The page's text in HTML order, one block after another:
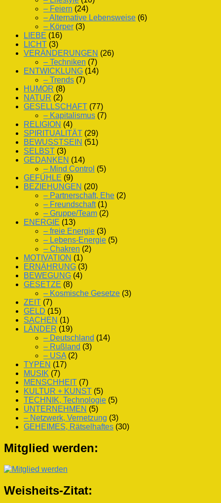
– Feiern (24)
– Alternative Lebensweise (6)
– Körper (3)
LIEBE (16)
LICHT (3)
VERÄNDERUNGEN (26)
– Techniken (7)
ENTWICKLUNG (14)
– Trends (7)
HUMOR (8)
NATUR (2)
GESELLSCHAFT (77)
– Kapitalismus (7)
RELIGION (4)
SPIRITUALITÄT (29)
BEWUSSTSEIN (51)
SELBST (3)
GEDANKEN (14)
– Mind Control (5)
GEFÜHLE (9)
BEZIEHUNGEN (20)
– Partnerschaft, Ehe (2)
– Freundschaft(1)
– Gruppe/Team (2)
ENERGIE (13)
– freie Energie (3)
– Lebens-Energie (5)
– Chakren (2)
MOTIVATION (1)
ERNÄHRUNG (3)
BEWEGUNG (4)
GESETZE (8)
– Kosmische Gesetze (3)
ZEIT (7)
GELD (15)
SACHEN (1)
LÄNDER (19)
– Deutschland (14)
– Rußland (3)
– USA (2)
TYPEN (17)
MUSIK (7)
MENSCHHEIT (7)
KULTUR + KUNST (5)
TECHNIK, Technologie (5)
UNTERNEHMEN (5)
– Netzwerk, Vernetzung (3)
GEHEIMES, Rätselhaftes (30)
Mitglied werden:
Weisheits-Zitat: